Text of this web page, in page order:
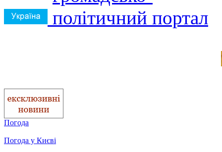
Погода
Погода у Києві